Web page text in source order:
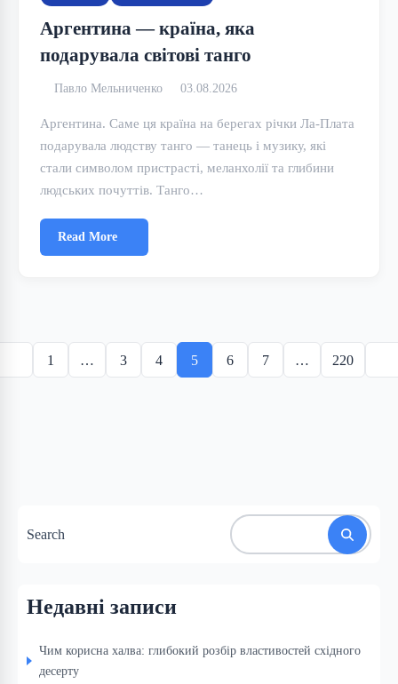
Аргентина — країна, яка
подарувала світові танго
Павло Мельниченко 03.08.2026
Аргентина. Саме ця країна на берегах річки Ла-Плата
подарувала людству танго — танець і музику, які
стали символом пристрасті, меланхолії та глибини
людських почуттів. Танго…
Read More
pagination
1 … 3 4 5 6 7 … 220
Search
Недавні записи
Чим корисна халва: глибокий розбір властивостей східного
десерту